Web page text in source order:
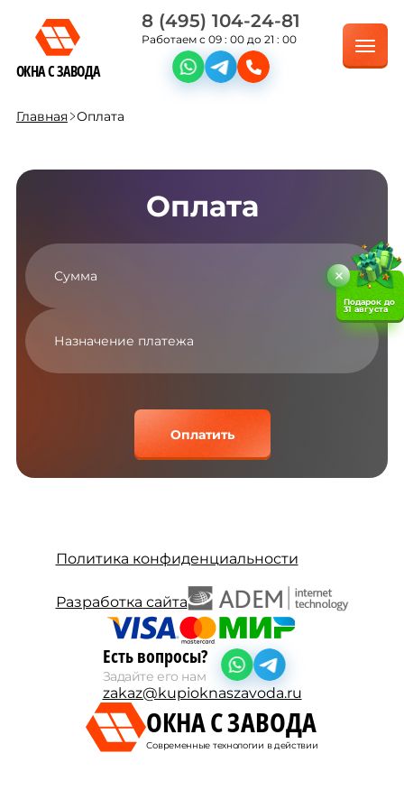
ОКНА С ЗАВОДА
8 (495) 104-24-81
Работаем с 09 : 00 до 21 : 00
Главная Оплата
Оплата
Оплатить
Политика конфиденциальности
Разработка сайта
Есть вопросы?
Задайте его нам
zakaz@kupioknaszavoda.ru
ОКНА С ЗАВОДА
Современные технологии в действии
Подарок до
31 августа